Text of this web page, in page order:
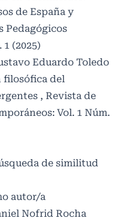
de España y
Pedagógicos
(2025)
Eduardo Toledo
filosófica del
, Revista de
Vol. 1 Núm.
de similitud
autor/a
Nofrid Rocha